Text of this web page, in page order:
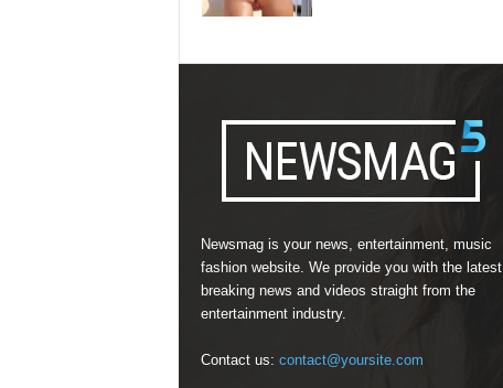
Newsmag is your news, entertainment, music
fashion website. We provide you with the latest
breaking news and videos straight from the
entertainment industry.
Contact us: contact@yoursite.com